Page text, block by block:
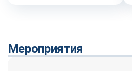
Мероприятия